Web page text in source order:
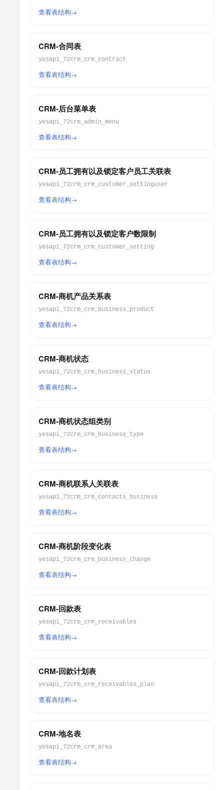
查看表结构
CRM-合同表
yesapi_72crm_crm_contract
查看表结构
CRM-后台菜单表
yesapi_72crm_admin_menu
查看表结构
CRM-员工拥有以及锁定客户员工关联表
yesapi_72crm_crm_customer_settinguser
查看表结构
CRM-员工拥有以及锁定客户数限制
yesapi_72crm_crm_customer_setting
查看表结构
CRM-商机产品关系表
yesapi_72crm_crm_business_product
查看表结构
CRM-商机状态
yesapi_72crm_crm_business_status
查看表结构
CRM-商机状态组类别
yesapi_72crm_crm_business_type
查看表结构
CRM-商机联系人关联表
yesapi_72crm_crm_contacts_business
查看表结构
CRM-商机阶段变化表
yesapi_72crm_crm_business_change
查看表结构
CRM-回款表
yesapi_72crm_crm_receivables
查看表结构
CRM-回款计划表
yesapi_72crm_crm_receivables_plan
查看表结构
CRM-地名表
yesapi_72crm_crm_area
查看表结构